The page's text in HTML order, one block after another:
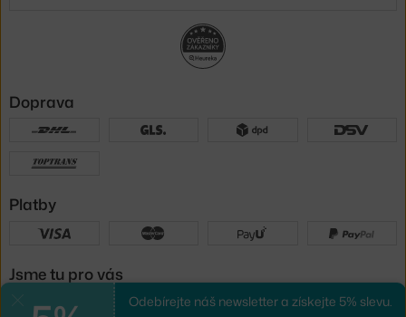
Odebírejte náš newsletter a získejte 5% slevu.
Doprava
Platby
Jsme tu pro vás